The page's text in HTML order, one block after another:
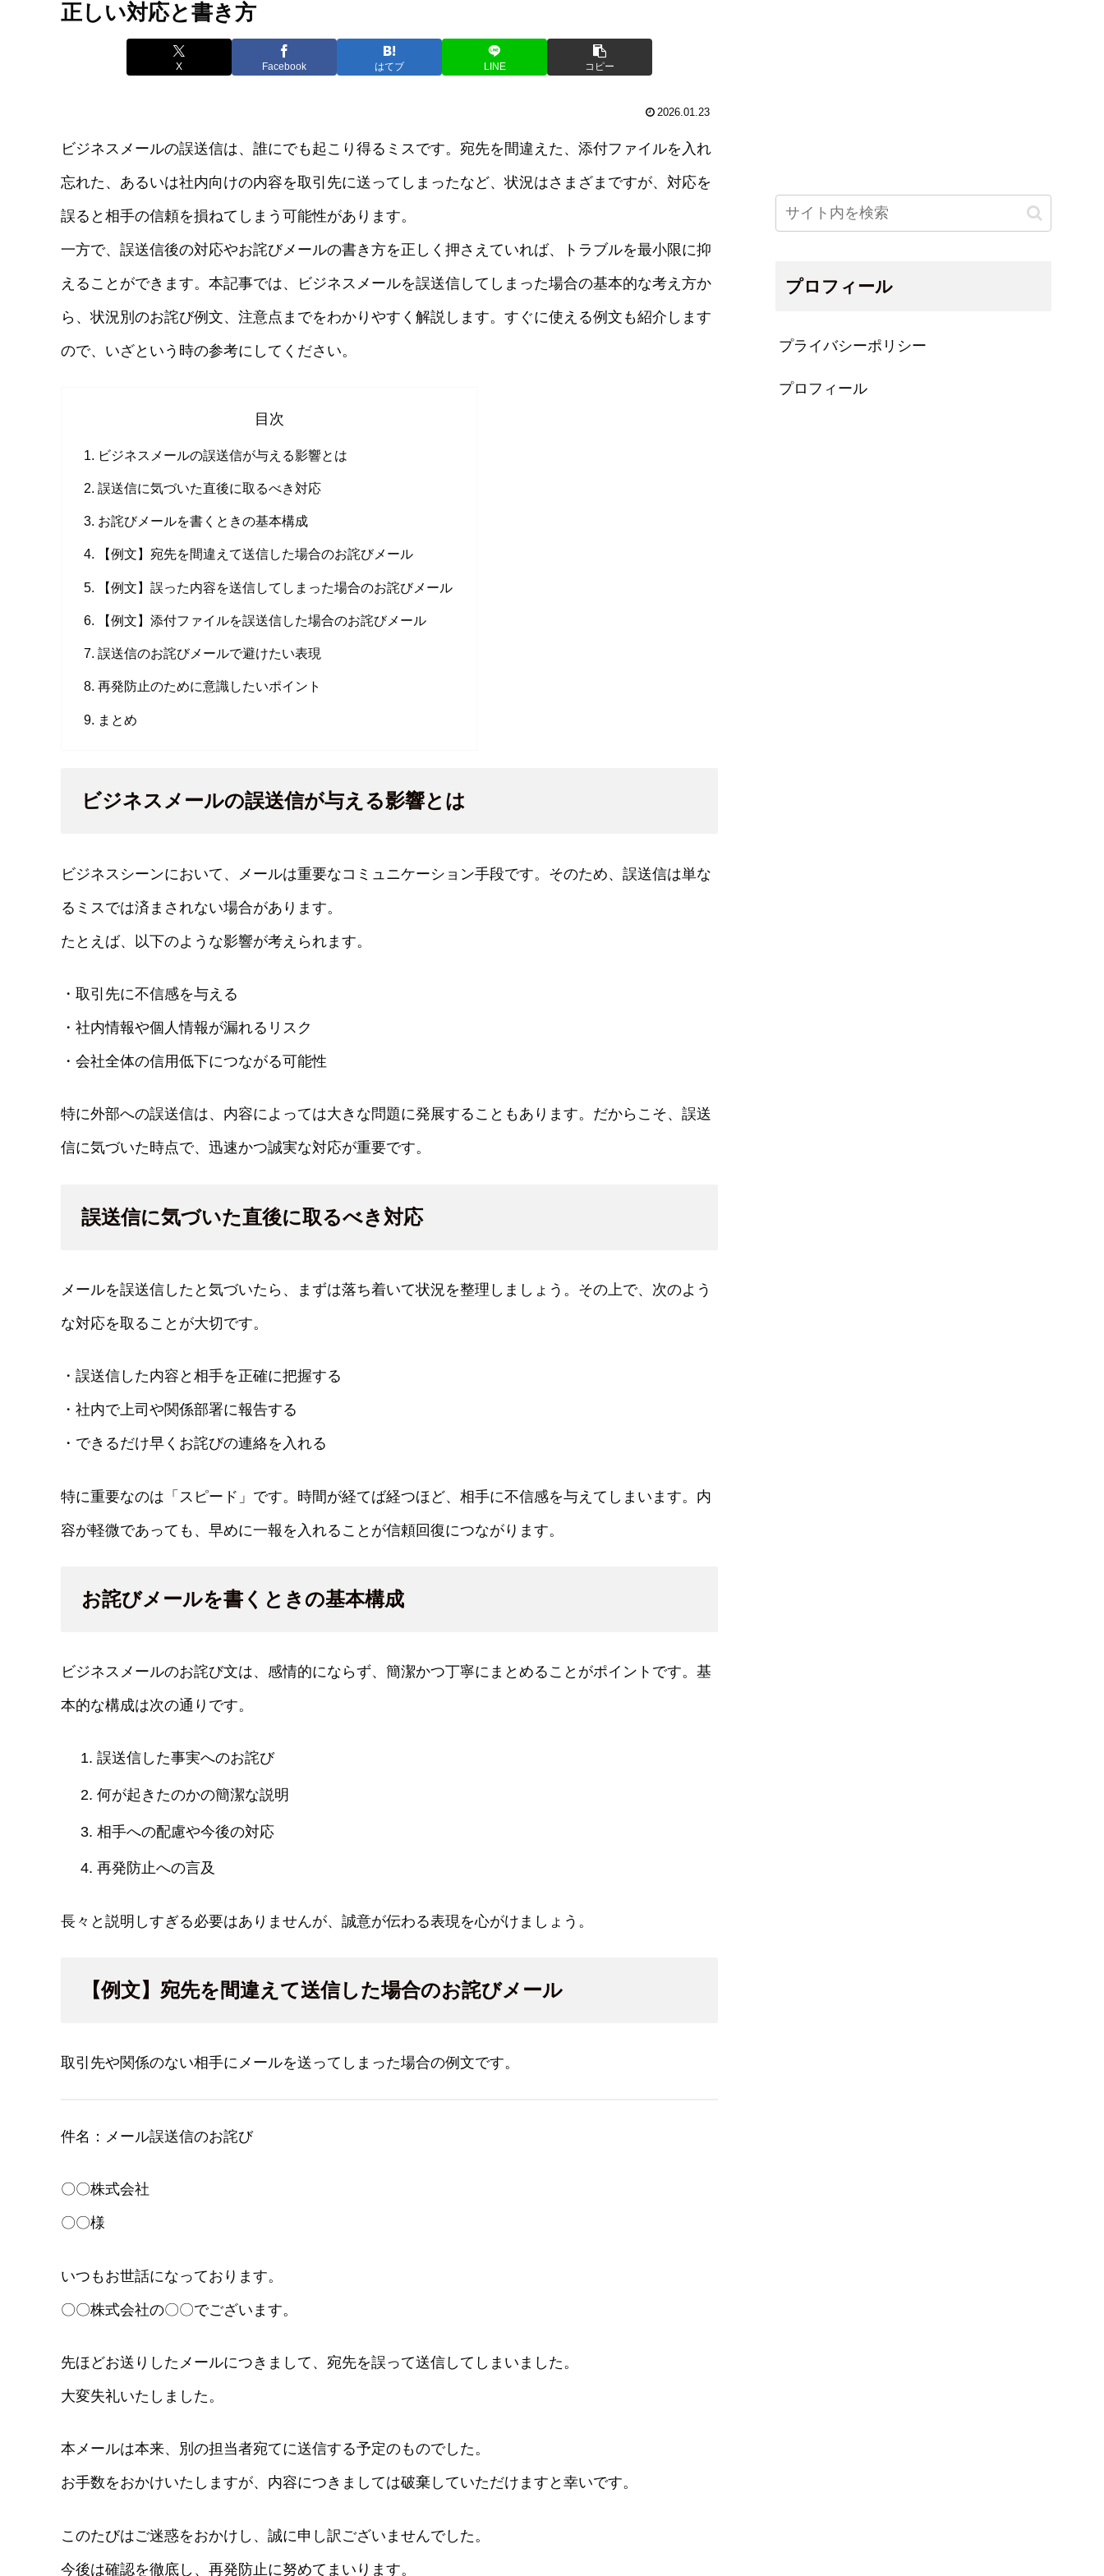
正しい対応と書き方
X Facebook はてブ LINE コピー
2026.01.23
ビジネスメールの誤送信は、誰にでも起こり得るミスです。宛先を間違えた、添付ファイルを入れ
忘れた、あるいは社内向けの内容を取引先に送ってしまったなど、状況はさまざまですが、対応を
誤ると相手の信頼を損ねてしまう可能性があります。
一方で、誤送信後の対応やお詫びメールの書き方を正しく押さえていれば、トラブルを最小限に抑
えることができます。本記事では、ビジネスメールを誤送信してしまった場合の基本的な考え方か
ら、状況別のお詫び例文、注意点までをわかりやすく解説します。すぐに使える例文も紹介します
ので、いざという時の参考にしてください。
目次
ビジネスメールの誤送信が与える影響とは
誤送信に気づいた直後に取るべき対応
お詫びメールを書くときの基本構成
【例文】宛先を間違えて送信した場合のお詫びメール
【例文】誤った内容を送信してしまった場合のお詫びメール
【例文】添付ファイルを誤送信した場合のお詫びメール
誤送信のお詫びメールで避けたい表現
再発防止のために意識したいポイント
まとめ
ビジネスメールの誤送信が与える影響とは
ビジネスシーンにおいて、メールは重要なコミュニケーション手段です。そのため、誤送信は単な
るミスでは済まされない場合があります。
たとえば、以下のような影響が考えられます。
・取引先に不信感を与える
・社内情報や個人情報が漏れるリスク
・会社全体の信用低下につながる可能性
特に外部への誤送信は、内容によっては大きな問題に発展することもあります。だからこそ、誤送
信に気づいた時点で、迅速かつ誠実な対応が重要です。
誤送信に気づいた直後に取るべき対応
メールを誤送信したと気づいたら、まずは落ち着いて状況を整理しましょう。その上で、次のよう
な対応を取ることが大切です。
・誤送信した内容と相手を正確に把握する
・社内で上司や関係部署に報告する
・できるだけ早くお詫びの連絡を入れる
特に重要なのは「スピード」です。時間が経てば経つほど、相手に不信感を与えてしまいます。内
容が軽微であっても、早めに一報を入れることが信頼回復につながります。
お詫びメールを書くときの基本構成
ビジネスメールのお詫び文は、感情的にならず、簡潔かつ丁寧にまとめることがポイントです。基
本的な構成は次の通りです。
誤送信した事実へのお詫び
何が起きたのかの簡潔な説明
相手への配慮や今後の対応
再発防止への言及
長々と説明しすぎる必要はありませんが、誠意が伝わる表現を心がけましょう。
【例文】宛先を間違えて送信した場合のお詫びメール
取引先や関係のない相手にメールを送ってしまった場合の例文です。
件名：メール誤送信のお詫び
〇〇株式会社
〇〇様
いつもお世話になっております。
〇〇株式会社の〇〇でございます。
先ほどお送りしたメールにつきまして、宛先を誤って送信してしまいました。
大変失礼いたしました。
本メールは本来、別の担当者宛てに送信する予定のものでした。
お手数をおかけいたしますが、内容につきましては破棄していただけますと幸いです。
このたびはご迷惑をおかけし、誠に申し訳ございませんでした。
今後は確認を徹底し、再発防止に努めてまいります。
プロフィール
プライバシーポリシー
プロフィール